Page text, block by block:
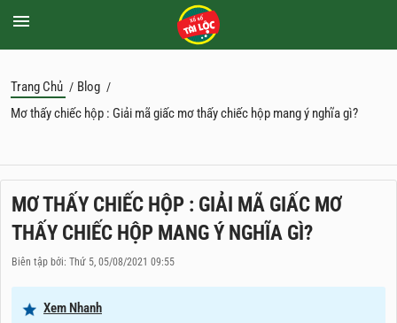
Trang Chủ / Blog /
Mơ thấy chiếc hộp : Giải mã giấc mơ thấy chiếc hộp mang ý nghĩa gì?
MƠ THẤY CHIẾC HỘP : GIẢI MÃ GIẤC MƠ
THẤY CHIẾC HỘP MANG Ý NGHĨA GÌ?
Biên tập bởi: Thứ 5, 05/08/2021 09:55
Xem Nhanh